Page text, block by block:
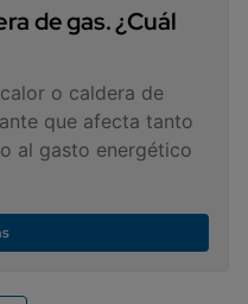
de gas. ¿Cuál
o caldera de
que afecta tanto
al gasto energético